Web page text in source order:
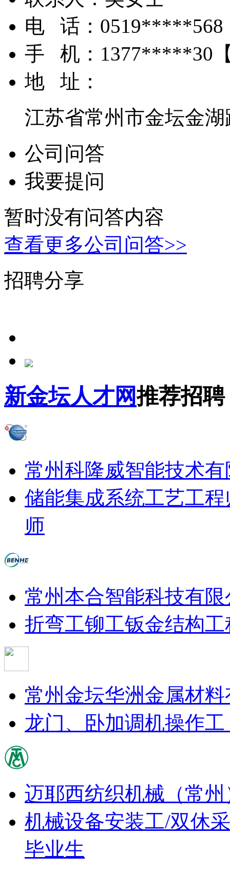
电 话： 0519*****568
手 机： 1377*****30
地 址：
江苏省常州市金坛金湖
公司问答
我要提问
暂时没有问答内容
查看更多公司问答>>
招聘分享
新金坛人才网推荐招聘
常州科隆威智能技术
储能集成系统工艺工程
师
常州本合智能科技有限
折弯工铆工钣金结构工
常州金坛华洲金属材
龙门、卧加调机操作
迈耶西纺织机械（常
机械设备安装工/双休
毕业生